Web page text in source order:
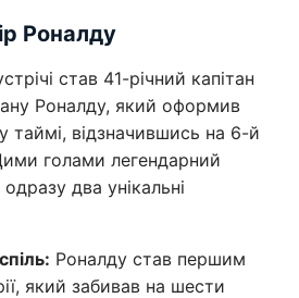
Роналду
став 41-річний капітан
Роналду, який оформив
відзначившись на 6-й
голами легендарний
два унікальні
Роналду став першим
який забивав на шести